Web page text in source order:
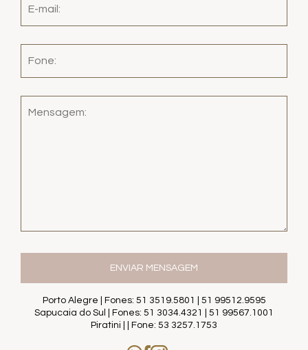
Porto Alegre | Fones: 51 3519.5801 | 51 99512.9595
Sapucaia do Sul | Fones: 51 3034.4321 | 51 99567.1001
Piratini | | Fone: 53 3257.1753